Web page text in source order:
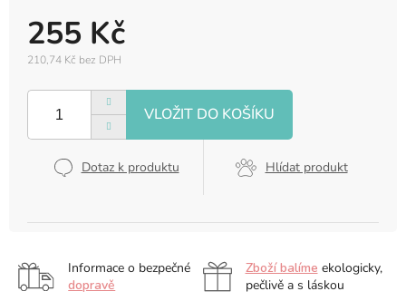
255 Kč
210,74 Kč bez DPH
cena:
Dotaz k produktu Hlídat produkt
Informace o bezpečné
dopravě
Zboží balíme ekologicky,
pečlivě a s láskou